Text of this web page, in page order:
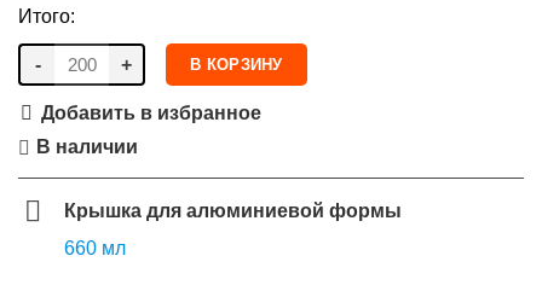
Итого:
- + В КОРЗИНУ
Добавить в избранное
В наличии
Крышка для алюминиевой формы
660 мл